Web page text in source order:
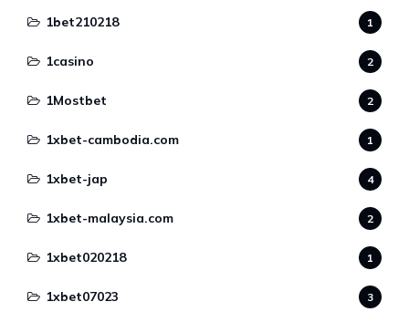
1bet210218 1
1casino 2
1Mostbet 2
1xbet-cambodia.com 1
1xbet-jap 4
1xbet-malaysia.com 2
1xbet020218 1
1xbet07023 3